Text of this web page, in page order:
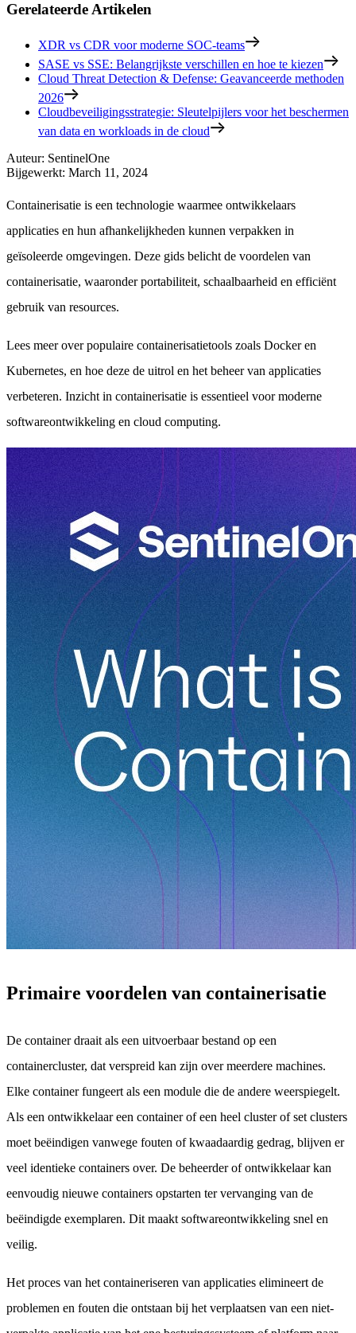
Gerelateerde Artikelen
XDR vs CDR voor moderne SOC-teams
SASE vs SSE: Belangrijkste verschillen en hoe te kiezen
Cloud Threat Detection & Defense: Geavanceerde methoden
2026
Cloudbeveiligingsstrategie: Sleutelpijlers voor het beschermen
van data en workloads in de cloud
Auteur: SentinelOne
Bijgewerkt: March 11, 2024
Containerisatie is een technologie waarmee ontwikkelaars
applicaties en hun afhankelijkheden kunnen verpakken in
geïsoleerde omgevingen. Deze gids belicht de voordelen van
containerisatie, waaronder portabiliteit, schaalbaarheid en efficiënt
gebruik van resources.
Lees meer over populaire containerisatietools zoals Docker en
Kubernetes, en hoe deze de uitrol en het beheer van applicaties
verbeteren. Inzicht in containerisatie is essentieel voor moderne
softwareontwikkeling en cloud computing.
Primaire voordelen van containerisatie
De container draait als een uitvoerbaar bestand op een
containercluster, dat verspreid kan zijn over meerdere machines.
Elke container fungeert als een module die de andere weerspiegelt.
Als een ontwikkelaar een container of een heel cluster of set clusters
moet beëindigen vanwege fouten of kwaadaardig gedrag, blijven er
veel identieke containers over. De beheerder of ontwikkelaar kan
eenvoudig nieuwe containers opstarten ter vervanging van de
beëindigde exemplaren. Dit maakt softwareontwikkeling snel en
veilig.
Het proces van het containeriseren van applicaties elimineert de
problemen en fouten die ontstaan bij het verplaatsen van een niet-